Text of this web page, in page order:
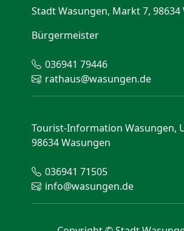
Stadt Wasungen, Markt 7, 98634
Bürgermeister
036941 79446
rathaus@wasungen.de
Tourist-Information Wasungen,
98634 Wasungen
036941 71505
info@wasungen.de